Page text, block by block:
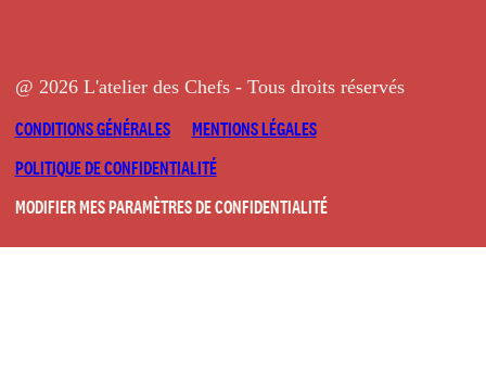
@ 2026 L'atelier des Chefs - Tous droits réservés
CONDITIONS GÉNÉRALES
MENTIONS LÉGALES
POLITIQUE DE CONFIDENTIALITÉ
MODIFIER MES PARAMÈTRES DE CONFIDENTIALITÉ